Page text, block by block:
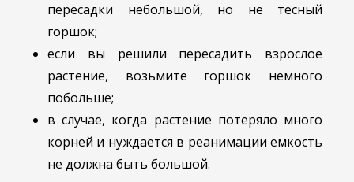
пересадки небольшой, но не тесный
горшок;
если вы решили пересадить взрослое
растение, возьмите горшок немного
побольше;
в случае, когда растение потеряло много
корней и нуждается в реанимации емкость
не должна быть большой.